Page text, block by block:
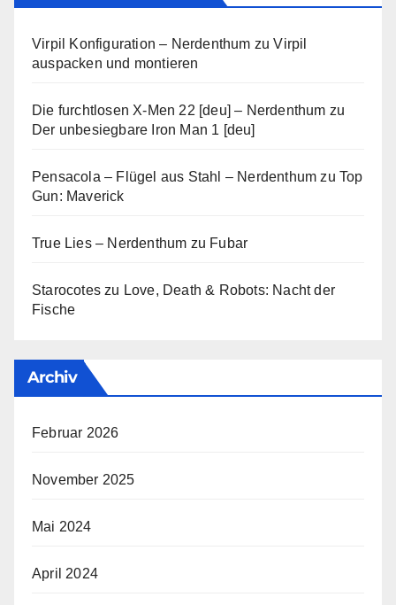
Virpil Konfiguration – Nerdenthum zuVirpil
auspacken und montieren
Die furchtlosen X-Men 22 [deu] – Nerdenthum zu
Der unbesiegbare Iron Man 1 [deu]
Pensacola – Flügel aus Stahl – Nerdenthum zuTop
Gun: Maverick
True Lies – Nerdenthum zu Fubar
Starocotes zu Love, Death & Robots: Nacht der
Fische
Archiv
Februar 2026
November 2025
Mai 2024
April 2024